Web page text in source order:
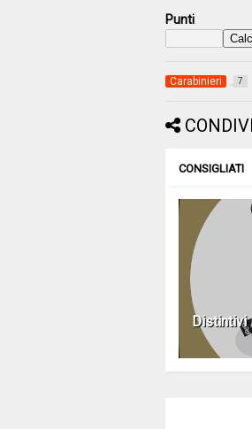
Punti
Carabinieri 7
CONSIGLIATI
Distintivi